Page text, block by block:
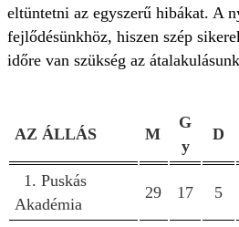
eltüntetni az egyszerű hibákat. A
fejlődésünkhöz, hiszen szép
időre van szükség az
AZ ÁLLÁS M
G
y
D
1. Puskás
Akadémia
29 17 5